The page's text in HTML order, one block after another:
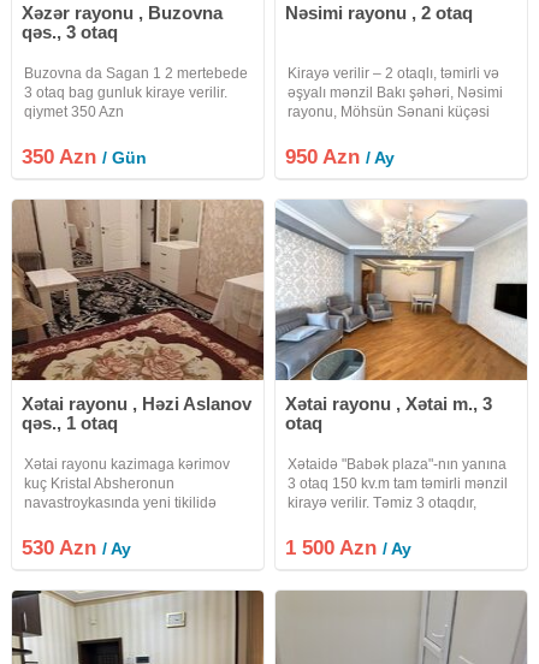
Xəzər rayonu , Buzovna
qəs., 3 otaq
Buzovna da Sagan 1 2 mertebede
3 otaq bag gunluk kiraye verilir.
qiymet 350 Azn
350 Azn/ Gün
Nəsimi rayonu , 2 otaq
Kirayə verilir – 2 otaqlı, təmirli və
əşyalı mənzil Bakı şəhəri, Nəsimi
rayonu, Möhsün Sənani küçəsi
qarşısında yerləşən Yaşayış
Kompleksində 2 otaqlı, tam təmirli
950 Azn/ Ay
Xətai rayonu , Həzi Aslanov
qəs., 1 otaq
Xətai rayonu kazimaga kərimov
kuç Kristal Absheronun
navastroykasında yeni tikilidə
seyle təchiz olunub , kombi , isti
pol, bütün mətbəx mebeli və
530 Azn/ Ay
Xətai rayonu , Xətai m., 3
otaq
Xətaidə "Babək plaza"-nın yanına
3 otaq 150 kv.m tam təmirli mənzil
kirayə verilir. Təmiz 3 otaqdır,
görsənən bütün əşya və
avadanlıqlar hamısı evə
1 500 Azn/ Ay